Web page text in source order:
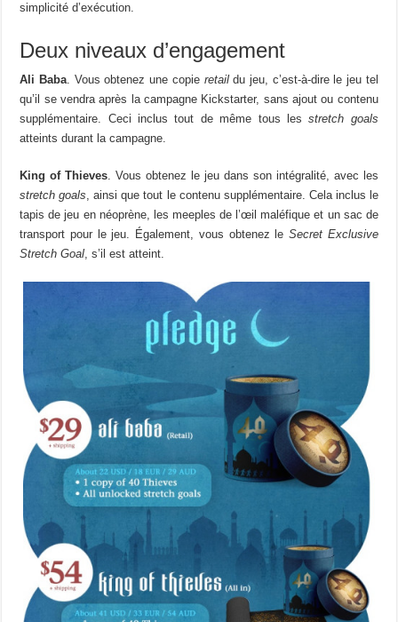
simplicité d’exécution.
Deux niveaux d’engagement
Ali Baba. Vous obtenez une copie retaildu jeu, c’est-à-dire le jeu tel
qu’il se vendra après la campagne Kickstarter, sans ajout ou contenu
supplémentaire. Ceci inclus tout de même tous lesstretch goals
atteints durant la campagne.
King of Thieves. Vous obtenez le jeu dans son intégralité, avec les
stretch goals, ainsi que tout le contenu supplémentaire. Cela inclus le
tapis de jeu en néoprène, les meeples de l’œil maléfique et un sac de
transport pour le jeu. Également, vous obtenez leSecret Exclusive
Stretch Goal, s’il est atteint.